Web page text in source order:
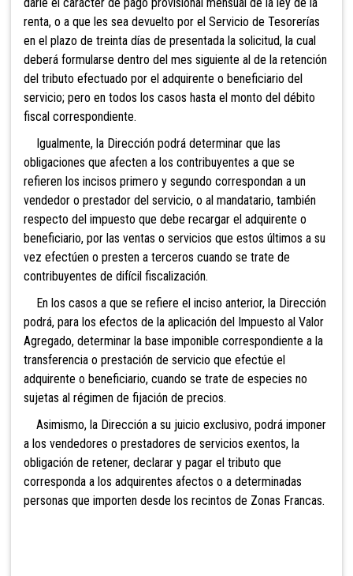
renta, o a que les sea devuelto por el Servicio de Tesorerías
en el plazo de treinta días de presentada la solicitud, la cual
deberá formularse dentro del mes siguiente al de la retención
del tributo efectuado por el adquirente o beneficiario del
servicio; pero en todos los casos hasta el monto del débito
fiscal correspondiente.
Igualmente, la Dirección podrá determinar que las
obligaciones que afecten a los contribuyentes a que se
refieren los incisos primero y segundo correspondan a un
vendedor o prestador del servicio, o al mandatario, también
respecto del impuesto que debe recargar el adquirente o
beneficiario, por las ventas o servicios que estos últimos a su
vez efectúen o presten a terceros cuando se trate de
contribuyentes de difícil fiscalización.
En los casos a que se refiere el inciso anterior, la Dirección
podrá, para los efectos de la aplicación del Impuesto al Valor
Agregado, determinar la base imponible correspondiente a la
transferencia o prestación de servicio que efectúe el
adquirente o beneficiario, cuando se trate de especies no
sujetas al régimen de fijación de precios.
Asimismo, la Dirección a su juicio exclusivo, podrá imponer
a los vendedores o prestadores de servicios exentos, la
obligación de retener, declarar y pagar el tributo que
corresponda a los adquirentes afectos o a determinadas
personas que importen desde los recintos de Zonas Francas.